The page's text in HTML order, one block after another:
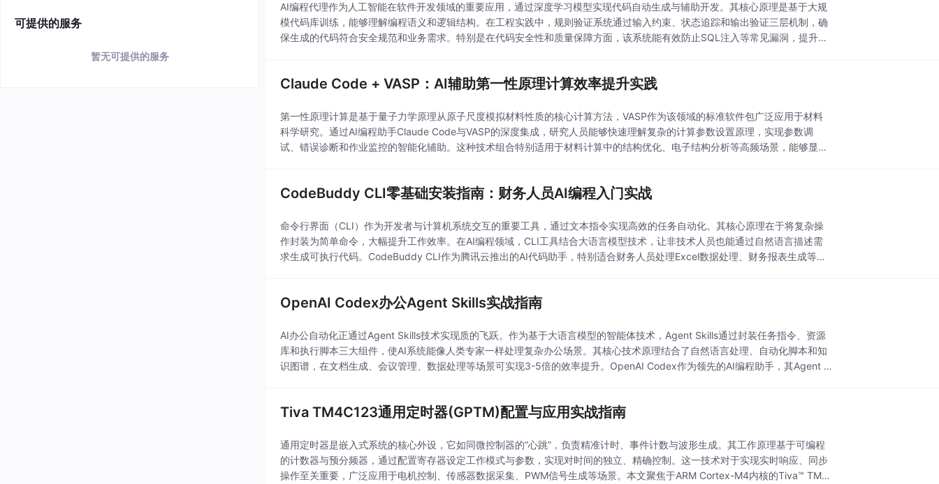
可提供的服务
暂无可提供的服务
AI编程代理作为人工智能在软件开发领域的重要应用，通过深度学习模型实现代码自动生成与辅助开发。其核心原理是基于大规
模代码库训练，能够理解编程语义和逻辑结构。在工程实践中，规则验证系统通过输入约束、状态追踪和输出验证三层机制，确
保生成的代码符合安全规范和业务需求。特别是在代码安全性和质量保障方面，该系统能有效防止SQL注入等常见漏洞，提升代
Claude Code + VASP：AI辅助第一性原理计算效率提升实践
第一性原理计算是基于量子力学原理从原子尺度模拟材料性质的核心计算方法，VASP作为该领域的标准软件包广泛应用于材料
科学研究。通过AI编程助手Claude Code与VASP的深度集成，研究人员能够快速理解复杂的计算参数设置原理，实现参数调
试、错误诊断和作业监控的智能化辅助。这种技术组合特别适用于材料计算中的结构优化、电子结构分析等高频场景，能够显著
CodeBuddy CLI零基础安装指南：财务人员AI编程入门实战
命令行界面（CLI）作为开发者与计算机系统交互的重要工具，通过文本指令实现高效的任务自动化。其核心原理在于将复杂操
作封装为简单命令，大幅提升工作效率。在AI编程领域，CLI工具结合大语言模型技术，让非技术人员也能通过自然语言描述需
求生成可执行代码。CodeBuddy CLI作为腾讯云推出的AI代码助手，特别适合财务人员处理Excel数据处理、财务报表生成等重
OpenAI Codex办公Agent Skills实战指南
AI办公自动化正通过Agent Skills技术实现质的飞跃。作为基于大语言模型的智能体技术，Agent Skills通过封装任务指令、资源
库和执行脚本三大组件，使AI系统能像人类专家一样处理复杂办公场景。其核心技术原理结合了自然语言处理、自动化脚本和知
识图谱，在文档生成、会议管理、数据处理等场景可实现3-5倍的效率提升。OpenAI Codex作为领先的AI编程助手，其Agent S
Tiva TM4C123通用定时器(GPTM)配置与应用实战指南
通用定时器是嵌入式系统的核心外设，它如同微控制器的“心跳”，负责精准计时、事件计数与波形生成。其工作原理基于可编程
的计数器与预分频器，通过配置寄存器设定工作模式与参数，实现对时间的独立、精确控制。这一技术对于实现实时响应、同步
操作至关重要，广泛应用于电机控制、传感器数据采集、PWM信号生成等场景。本文聚焦于ARM Cortex-M4内核的Tiva™ TM4